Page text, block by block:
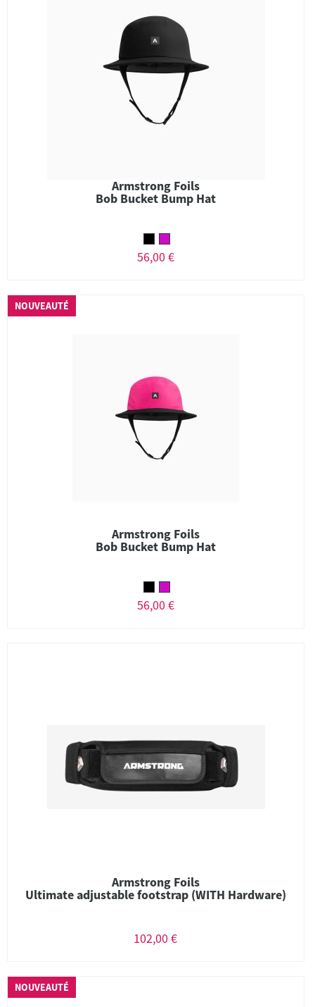
Armstrong Foils
Bob Bucket Bump Hat
56,00 €
NOUVEAUTÉ
Armstrong Foils
Bob Bucket Bump Hat
56,00 €
Armstrong Foils
Ultimate adjustable footstrap (WITH Hardware)
102,00 €
NOUVEAUTÉ